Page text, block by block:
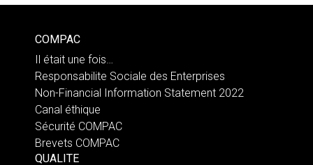
COMPAC
Il était une fois…
Responsabilite Sociale des Enterprises
Non-Financial Information Statement 2022
Canal éthique
Sécurité COMPAC
Brevets COMPAC
QUALITE